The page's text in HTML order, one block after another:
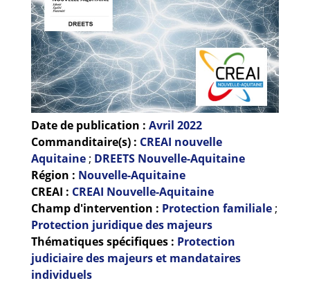
Guides et outils
Actualités
ARSENE
Date de publication : Avril 2022
Commanditaire(s) : CREAI nouvelle
Aquitaine ; DREETS Nouvelle-Aquitaine
Région : Nouvelle-Aquitaine
CREAI : CREAI Nouvelle-Aquitaine
Champ d'intervention : Protection familiale ;
Protection juridique des majeurs
Thématiques spécifiques : Protection
judiciaire des majeurs et mandataires
individuels